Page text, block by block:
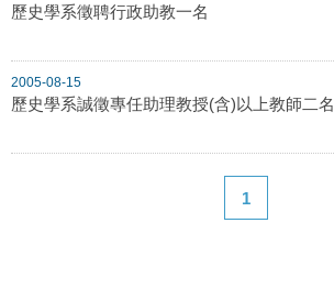
歷史學系徵聘行政助教一名
2005-08-15
歷史學系誠徵專任助理教授(含)以上教師二名
1